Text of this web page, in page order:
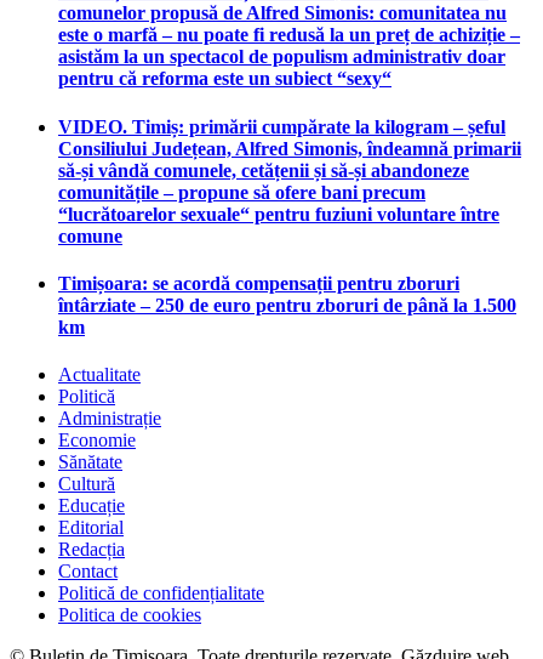
comunelor propusă de Alfred Simonis: comunitatea nu
este o marfă – nu poate fi redusă la un preț de achiziție –
asistăm la un spectacol de populism administrativ doar
pentru că reforma este un subiect “sexy“
VIDEO. Timiș: primării cumpărate la kilogram – șeful
Consiliului Județean, Alfred Simonis, îndeamnă primarii
să-și vândă comunele, cetățenii și să-și abandoneze
comunitățile – propune să ofere bani precum
“lucrătoarelor sexuale“ pentru fuziuni voluntare între
comune
Timișoara: se acordă compensații pentru zboruri
întârziate – 250 de euro pentru zboruri de până la 1.500
km
Actualitate
Politică
Administrație
Economie
Sănătate
Cultură
Educație
Editorial
Redacția
Contact
Politică de confidențialitate
Politica de cookies